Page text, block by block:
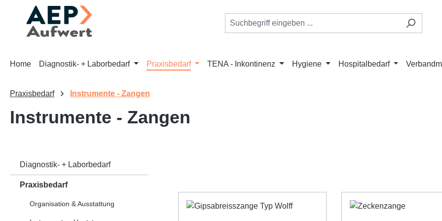
Hauptinhalt springen
Zur Suche springen
Zur Hauptnavigation springen
Home Diagnostik- + Laborbedarf Praxisbedarf TENA - Inkontinenz Hygiene Hospitalbedarf
Praxisbedarf Instrumente - Zangen
Instrumente - Zangen
Diagnostik- + Laborbedarf
Praxisbedarf
Organisation & Ausstattung